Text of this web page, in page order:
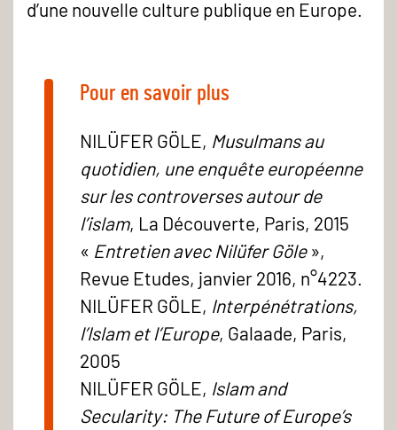
d’une nouvelle culture publique en Europe.
Pour en savoir plus
NILÜFER GÖLE, Musulmans au
quotidien, une enquête européenne
sur les controverses autour de
l’islam, La Découverte, Paris, 2015
« Entretien avec Nilüfer Göle»,
Revue Etudes, janvier 2016, n°4223.
NILÜFER GÖLE, Interpénétrations,
l’Islam et l’Europe, Galaade, Paris,
2005
NILÜFER GÖLE, Islam and
Secularity: The Future of Europe’s